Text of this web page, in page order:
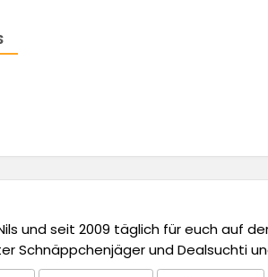
und seit 2009 täglich für euch auf
Schnäppchenjäger und Dealsuchti